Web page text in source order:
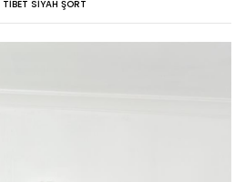
TİBET SİYAH ŞORT